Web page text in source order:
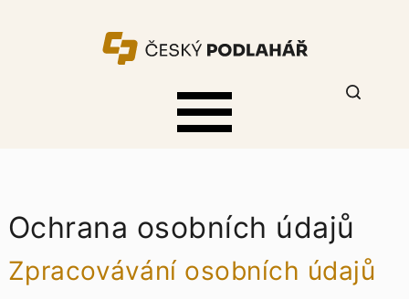
Ochrana osobních údajů
Zpracovávání osobních údajů